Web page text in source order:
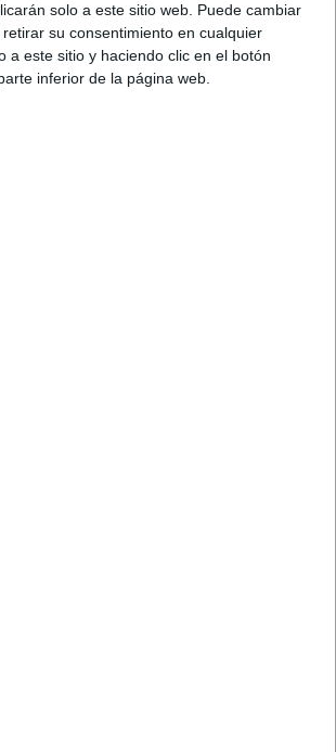
solo a este sitio web. Puede cambiar
su consentimiento en cualquier
a este sitio y haciendo clic en el botón
inferior de la página web.
llegaba la moda de la Fiebre del
brillantina se nos caía por las sienes
y todavía muchos no podíamos usar